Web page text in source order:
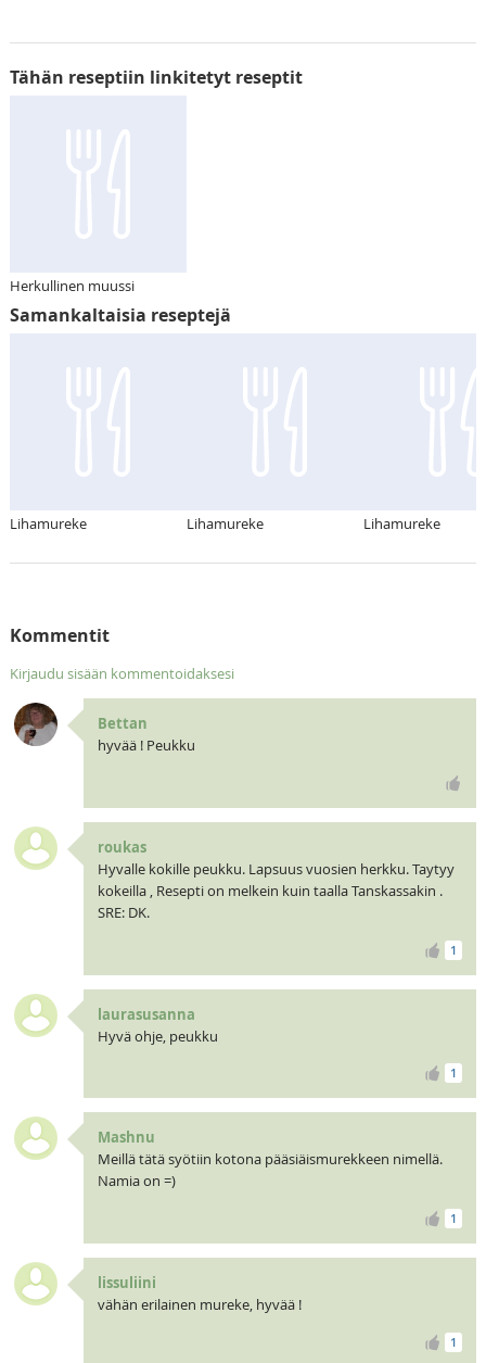
Tähän reseptiin linkitetyt reseptit
Herkullinen muussi
Samankaltaisia reseptejä
Lihamureke Lihamureke Lihamureke
Kommentit
Kirjaudu sisään kommentoidaksesi
Bettan
hyvää ! Peukku
roukas
Hyvalle kokille peukku. Lapsuus vuosien herkku. Taytyy
kokeilla , Resepti on melkein kuin taalla Tanskassakin .
SRE: DK.
1
laurasusanna
Hyvä ohje, peukku
1
Mashnu
Meillä tätä syötiin kotona pääsiäismurekkeen nimellä.
Namia on =)
1
lissuliini
vähän erilainen mureke, hyvää !
1